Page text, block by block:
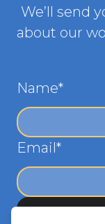
We’ll send
about our
Name*
Email*